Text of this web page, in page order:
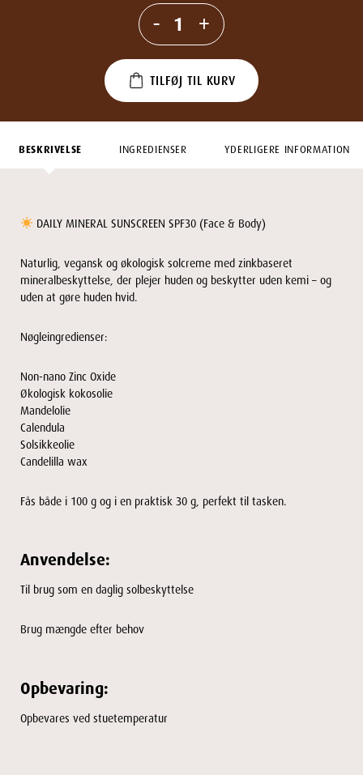
- +
TILFØJ TIL KURV
BESKRIVELSE INGREDIENSER YDERLIGERE INFORMATION
DAILY MINERAL SUNSCREEN SPF30 (Face & Body)
Naturlig, vegansk og økologisk solcreme med zinkbaseret
mineralbeskyttelse, der plejer huden og beskytter uden kemi – og
uden at gøre huden hvid.
Nøgleingredienser:
Non-nano Zinc Oxide
Økologisk kokosolie
Mandelolie
Calendula
Solsikkeolie
Candelilla wax
Fås både i 100 g og i en praktisk 30 g, perfekt til tasken.
Anvendelse:
Til brug som en daglig solbeskyttelse
Brug mængde efter behov
Opbevaring:
Opbevares ved stuetemperatur